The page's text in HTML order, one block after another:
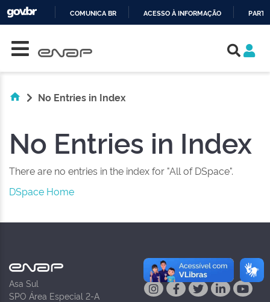
COMUNICA BR ACESSO À INFORMAÇÃO
No Entries in Index
No Entries in Index
There are no entries in the index for "All of DSpace".
DSpace Home
Asa Sul
SPO Área Especial 2-A
NAS REDES